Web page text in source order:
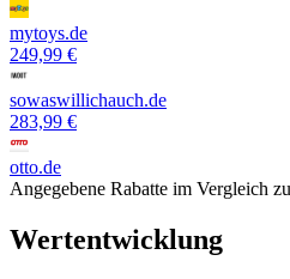
mytoys.de
249,99 €
sowaswillichauch.de
283,99 €
otto.de
Angegebene Rabatte im Vergleich
Wertentwicklung